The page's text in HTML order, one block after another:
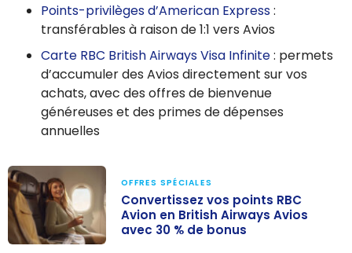
Points-privilèges d’American Express:
transférables à raison de 1:1 vers Avios
Carte RBC British Airways Visa Infinite: permets
d’accumuler des Avios directement sur vos
achats, avec des offres de bienvenue
généreuses et des primes de dépenses
annuelles
OFFRES SPÉCIALES
Convertissez vos points RBC
Avion en British Airways Avios
avec 30 % de bonus